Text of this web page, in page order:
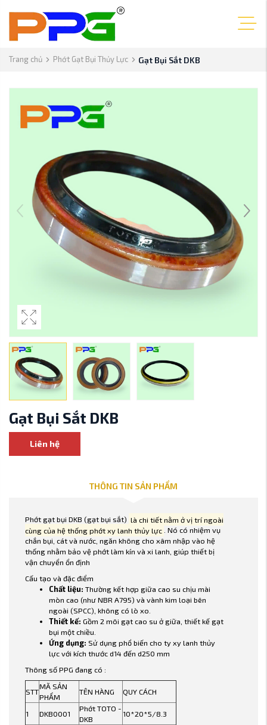
Trang chủ Phớt Gạt Bụi Thủy Lực Gạt Bụi Sắt DKB
Gạt Bụi Sắt DKB
Liên hệ
THÔNG TIN SẢN PHẨM
Phớt gạt bụi DKB (gạt bụi sắt) là chi tiết nằm ở vị trí ngoài
cùng của hệ thống phớt xy lanh thủy lực . Nó có nhiệm vụ
chắn bụi, cát và nước, ngăn không cho xâm nhập vào hệ
thống nhằm bảo vệ phớt làm kín và xi lanh, giúp thiết bị
vận chuyển ổn định
Cấu tạo và đặc điểm
Chất liệu: Thường kết hợp giữa cao su chịu mài
mòn cao (như NBR A795) và vành kim loại bên
ngoài (SPCC), không có lò xo.
Thiết kế: Gồm 2 môi gạt cao su ở giữa, thiết kế gạt
bụi một chiều.
Ứng dụng: Sử dụng phổ biến cho ty xy lanh thủy
lực với kích thước d14 đến d250 mm
Thông số PPG đang có :
STT
MÃ SẢN
PHẨM
TÊN HÀNG QUY CÁCH
1 DKB0001
Phớt TOTO -
DKB
10*20*5/8.3